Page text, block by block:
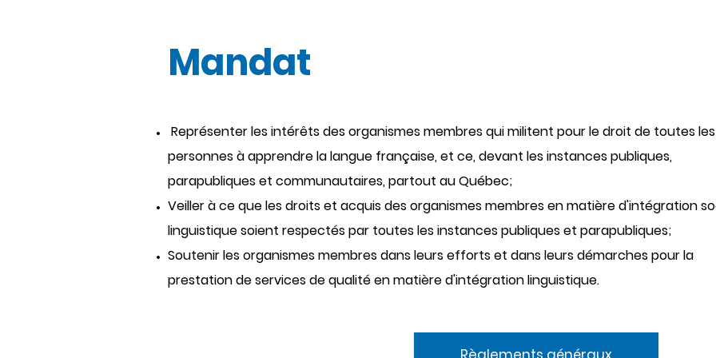
Mandat
Représenter les intérêts des organismes membres qui militent pour le droit de toutes les
personnes à apprendre la langue française, et ce, devant les instances publiques,
parapubliques et communautaires, partout au Québec;
Veiller à ce que les droits et acquis des organismes membres en matière d'intégration
linguistique soient respectés par toutes les instances publiques et parapubliques;
Soutenir les organismes membres dans leurs efforts et dans leurs démarches pour la
prestation de services de qualité en matière d'intégration linguistique.